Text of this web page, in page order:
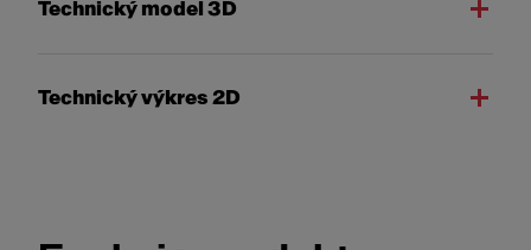
Technický model 3D
Technický výkres 2D